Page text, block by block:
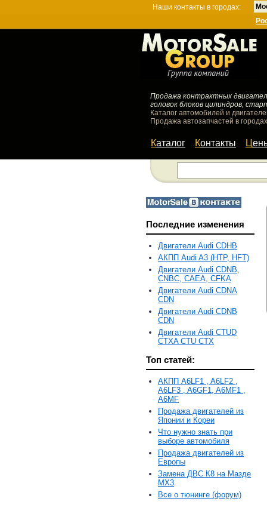
Наши контакты в городах:
Продажа контрактных
головок блоков цилиндров,
Каталог автомобилей и
Продажа автозапчастей в
Каталог Контакты
Последние изменения
Двигатели Audi CDHB
АКПП Audi A3 (HTP, HFT)
Двигатели Audi CDNB,
CNBC, CAEA, CFKA
Двигатели Audi CDNA
CDN
Двигатели Audi CDNB
CDN
Двигатели Audi CTUD
CTXA CTU CTX
Топ статей:
АКПП A6LF1 , A6LF2 ,
A6LF3 , A6GF1, A6MF1 ,
A6MF
Продажа двигателей из
Японии и Кореи
Что нужно знать при
выборе автомобиля
Продажа двигателей из
Европы
Замена ДВС К8 на Мазде
MX3
Все о тюнинге (форум)